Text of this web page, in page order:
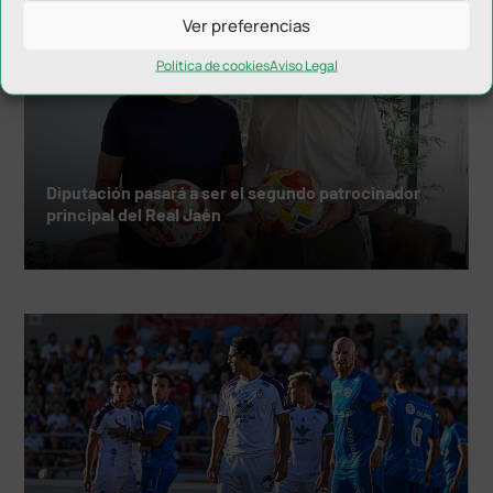
Ver preferencias
Política de cookiesAviso Legal
Diputación pasará a ser el segundo patrocinador
principal del Real Jaén